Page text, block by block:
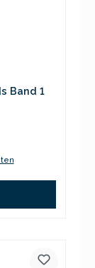
Band 1